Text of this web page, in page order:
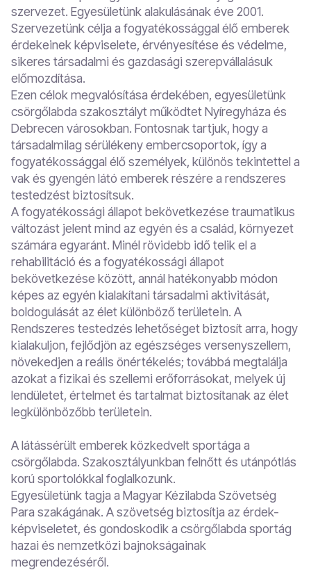
szervezet. Egyesületünk alakulásának éve 2001.
Szervezetünk célja a fogyatékossággal élő emberek
érdekeinek képviselete, érvényesítése és védelme,
sikeres társadalmi és gazdasági szerepvállalásuk
előmozdítása.
Ezen célok megvalósítása érdekében, egyesületünk
csörgőlabda szakosztályt működtet Nyíregyháza és
Debrecen városokban. Fontosnak tartjuk, hogy a
társadalmilag sérülékeny embercsoportok, így a
fogyatékossággal élő személyek, különös tekintettel a
vak és gyengén látó emberek részére a rendszeres
testedzést biztosítsuk.
A fogyatékossági állapot bekövetkezése traumatikus
változást jelent mind az egyén és a család, környezet
számára egyaránt. Minél rövidebb idő telik el a
rehabilitáció és a fogyatékossági állapot
bekövetkezése között, annál hatékonyabb módon
képes az egyén kialakítani társadalmi aktivitását,
boldogulását az élet különböző területein. A
Rendszeres testedzés lehetőséget biztosít arra, hogy
kialakuljon, fejlődjön az egészséges versenyszellem,
növekedjen a reális önértékelés; továbbá megtalálja
azokat a fizikai és szellemi erőforrásokat, melyek új
lendületet, értelmet és tartalmat biztosítanak az élet
legkülönbözőbb területein.
A látássérült emberek közkedvelt sportága a
csörgőlabda. Szakosztályunkban felnőtt és utánpótlás
korú sportolókkal foglalkozunk.
Egyesületünk tagja a Magyar Kézilabda Szövetség
Para szakágának. A szövetség biztosítja az érdek-
képviseletet, és gondoskodik a csörgőlabda sportág
hazai és nemzetközi bajnokságainak
megrendezéséről.